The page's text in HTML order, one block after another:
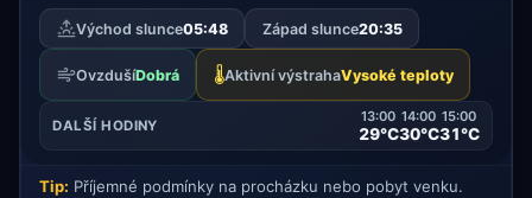
Východ slunce05:48 Západ slunce20:35
OvzdušíDobrá 🌡️Aktivní výstrahaVysoké teploty
DALŠÍ HODINY
13:00
29°C
14:00
30°C
15:00
31°C
Tip: Příjemné podmínky na procházku nebo pobyt venku.